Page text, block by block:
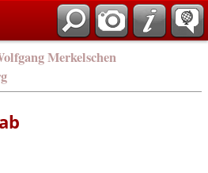
Merkelschen